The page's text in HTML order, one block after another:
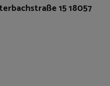
15 18057